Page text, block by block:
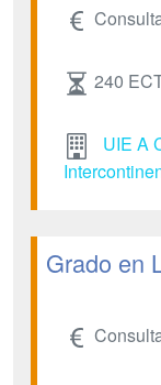
240
UIE A
Grado en